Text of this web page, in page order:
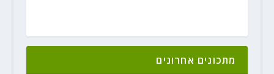
מתכונים אחרונים